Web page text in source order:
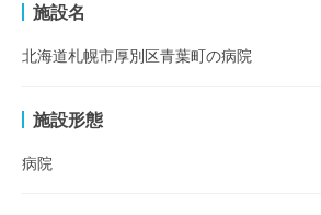
施設名
北海道札幌市厚別区青葉町の病院
施設形態
病院